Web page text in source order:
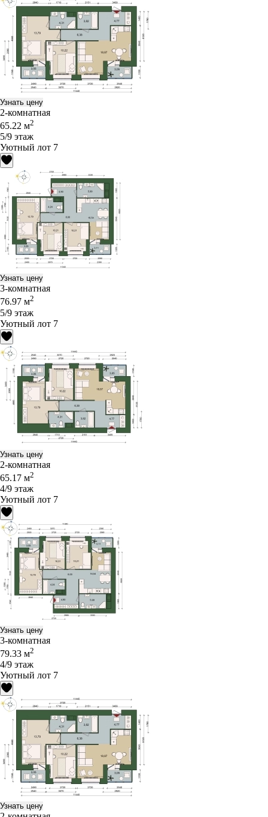
Узнать цену
2-комнатная
65.22 м2
5/9 этаж
Уютный лот 7
Узнать цену
3-комнатная
76.97 м2
5/9 этаж
Уютный лот 7
Узнать цену
2-комнатная
65.17 м2
4/9 этаж
Уютный лот 7
Узнать цену
3-комнатная
79.33 м2
4/9 этаж
Уютный лот 7
Узнать цену